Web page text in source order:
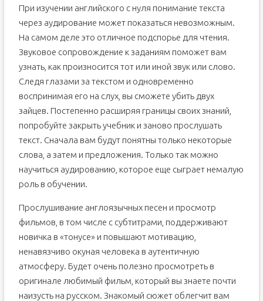
При изучении английского с нуля понимание текста
через аудирование может показаться невозможным.
На самом деле это отличное подспорье для чтения.
Звуковое сопровождение к заданиям поможет вам
узнать, как произносится тот или иной звук или слово.
Следя глазами за текстом и одновременно
воспринимая его на слух, вы сможете убить двух
зайцев. Постепенно расширяя границы своих знаний,
попробуйте закрыть учебник и заново прослушать
текст. Сначала вам будут понятны только некоторые
слова, а затем и предложения. Только так можно
научиться аудированию, которое еще сыграет немалую
роль в обучении.
Прослушивание англоязычных песен и просмотр
фильмов, в том числе с субтитрами, поддерживают
новичка в «тонусе» и повышают мотивацию,
ненавязчиво окуная человека в аутентичную
атмосферу. Будет очень полезно просмотреть в
оригинале любимый фильм, который вы знаете почти
наизусть на русском. Знакомый сюжет облегчит вам